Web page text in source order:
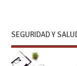
SEGURIDAD Y